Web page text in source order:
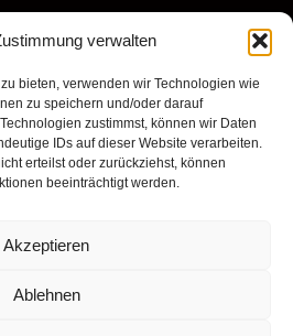
verwalten
bieten, verwenden wir Technologien wie
zu speichern und/oder darauf
zustimmst, können wir Daten
IDs auf dieser Website verarbeiten.
erteilst oder zurückziehst, können
beeinträchtigt werden.
Akzeptieren
Ablehnen
Bludenz
Marketing-Cookies zu